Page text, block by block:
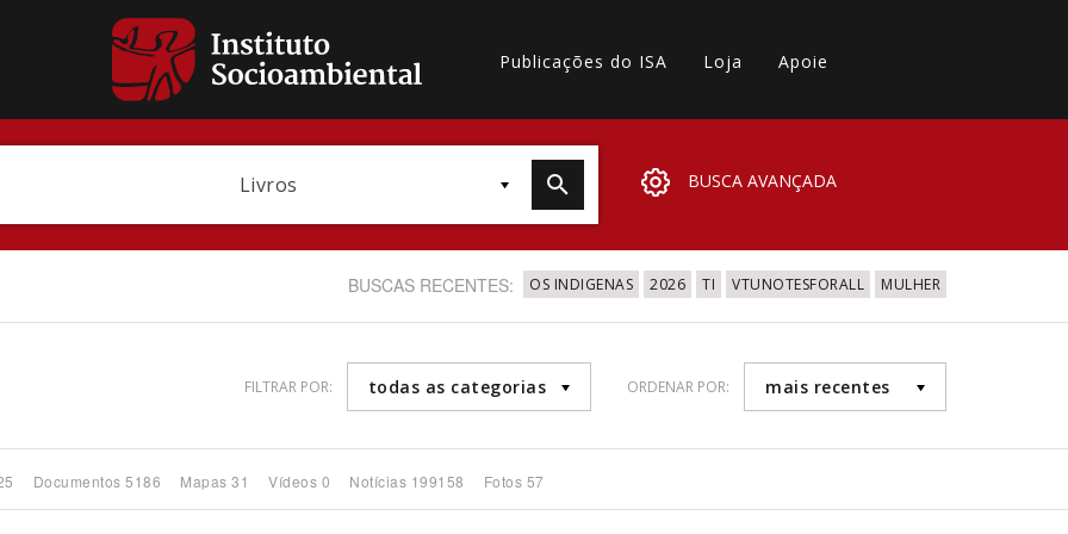
Publicações do ISA Loja Apoie
Livros BUSCA AVANÇADA
BUSCAS RECENTES: OS INDIGENAS 2026 TI VTUNOTESFORALL MULHER
FILTRAR POR: todas as categorias ORDENAR POR: mais recentes
Documentos 5186 Mapas 31 Vídeos 0 Notícias 199158 Fotos 57